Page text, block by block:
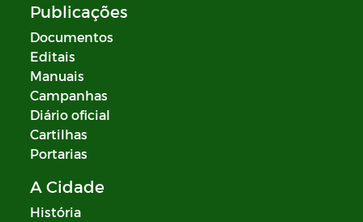
Publicações
Documentos
Editais
Manuais
Campanhas
Diário oficial
Cartilhas
Portarias
A Cidade
História